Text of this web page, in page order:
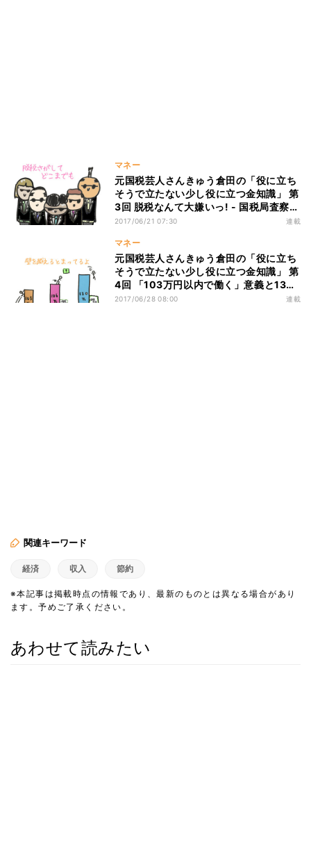
マネー
元国税芸人さんきゅう倉田の「役に立ち
そうで立たない少し役に立つ金知識」 第
3回 脱税なんて大嫌いっ! - 国税局査察
部・マルサ
2017/06/21 07:30 連載
マネー
元国税芸人さんきゅう倉田の「役に立ち
そうで立たない少し役に立つ金知識」 第
4回 「103万円以内で働く」意義と130
万円の壁
2017/06/28 08:00 連載
関連キーワード
経済 収入 節約
※本記事は掲載時点の情報であり、最新のものとは異なる場合があり
ます。予めご了承ください。
あわせて読みたい